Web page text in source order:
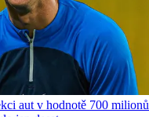
aut v hodnotě 700